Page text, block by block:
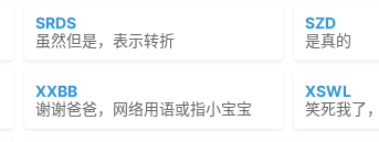
SRDS
虽然但是，表示转折
SZD
是真的
XXBB
谢谢爸爸，网络用语或指小宝宝
XSWL
笑死我了